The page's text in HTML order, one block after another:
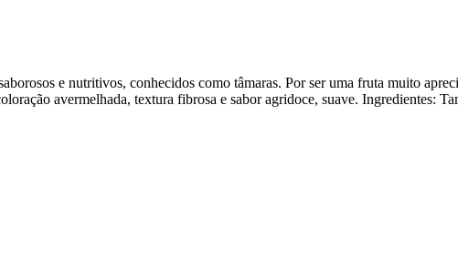
e nutritivos, conhecidos como tâmaras. Por ser uma fruta muito
avermelhada, textura fibrosa e sabor agridoce, suave. Ingredientes: